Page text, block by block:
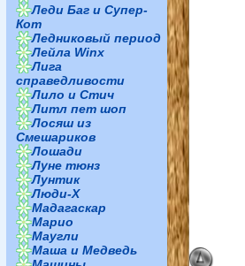
Леди Баг и Супер-
Кот
Ледниковый период
Лейла Winx
Лига
справедливости
Лило и Стич
Литл пет шоп
Лосяш из
Смешариков
Лошади
Луне тюнз
Лунтик
Люди-Х
Мадагаскар
Марио
Маугли
Маша и Медведь